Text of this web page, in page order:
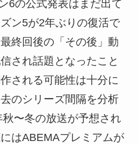
6の公式発表はまだ出て
ン5が2年ぶりの復活で
終回後の「その後」動
され話題となったこと
される可能性は十分に
のシリーズ間隔を分析
〜冬の放送が予想され
はABEMAプレミアムが